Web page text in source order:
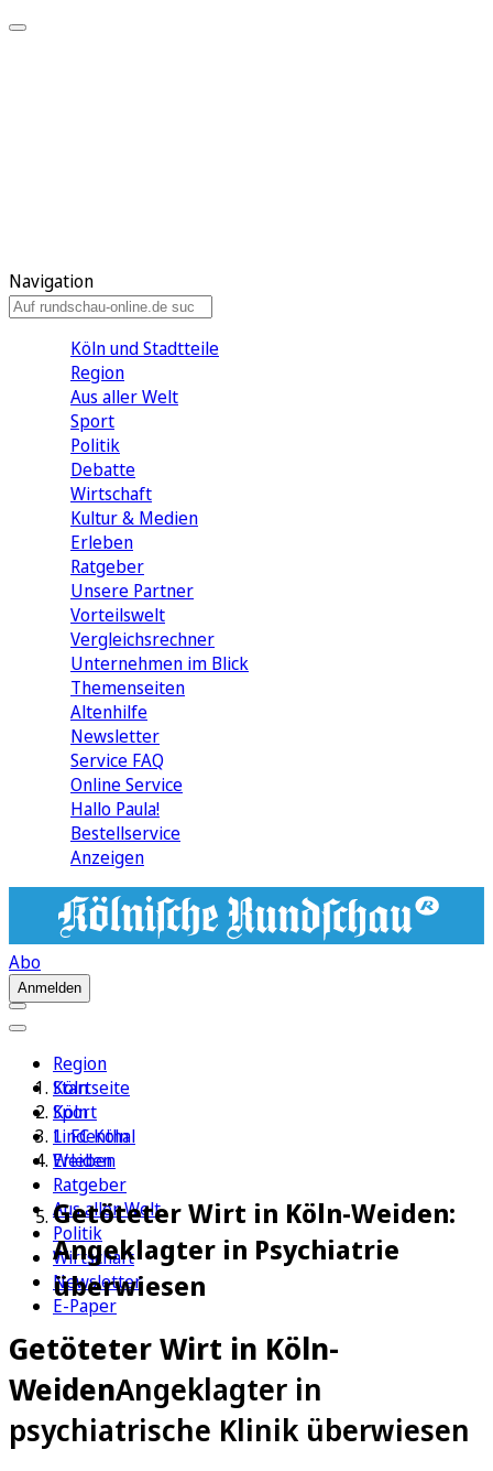
Navigation
Köln und Stadtteile
Region
Aus aller Welt
Sport
Politik
Debatte
Wirtschaft
Kultur & Medien
Erleben
Ratgeber
Unsere Partner
Vorteilswelt
Vergleichsrechner
Unternehmen im Blick
Themenseiten
Altenhilfe
Newsletter
Service FAQ
Online Service
Hallo Paula!
Bestellservice
Anzeigen
Abo
Anmelden
Region
Köln
Sport
1. FC Köln
Erleben
Ratgeber
Aus aller Welt
Politik
Wirtschaft
Newsletter
E-Paper
Startseite
Köln
Lindenthal
Weiden
Getöteter Wirt in Köln-Weiden:
Angeklagter in Psychiatrie
überwiesen
Getöteter Wirt in Köln-
WeidenAngeklagter in
psychiatrische Klinik überwiesen